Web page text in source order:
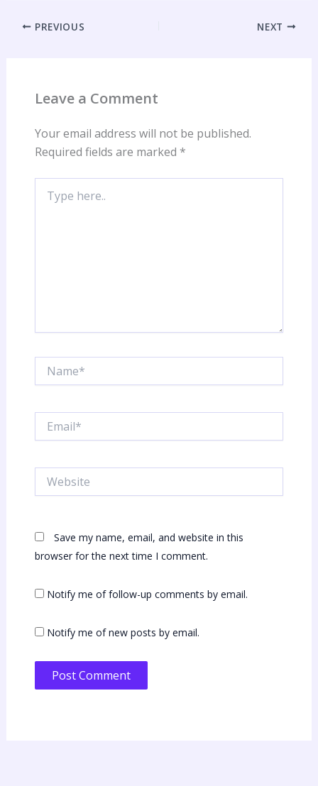
PREVIOUS NEXT
Leave a Comment
Your email address will not be published.
Required fields are marked *
here..
Save my name, email, and website in this
browser for the next time I comment.
Notify me of follow-up comments by email.
Notify me of new posts by email.